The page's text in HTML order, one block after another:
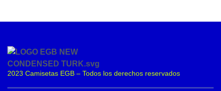
2023 Camisetas EGB – Todos los derechos reservados